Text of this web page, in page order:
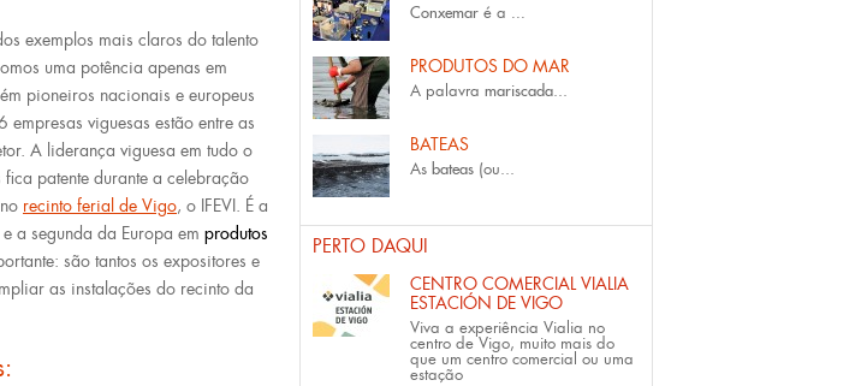
exemplos mais claros do talento
uma potência apenas em
pioneiros nacionais e europeus
empresas viguesas estão entre as
A liderança viguesa em tudo o
patente durante a celebração
recinto ferial de Vigo, o IFEVI. É a
a segunda da Europa em produtos
são tantos os expositores e
as instalações do recinto da
Conxemar é a ...
PRODUTOS DO MAR
A palavra mariscada...
BATEAS
As bateas (ou...
PERTO DAQUI
CENTRO COMERCIAL VIALIA
ESTACIÓN DE VIGO
Viva a experiência Vialia no
centro de Vigo, muito mais do
que um centro comercial ou uma
estação